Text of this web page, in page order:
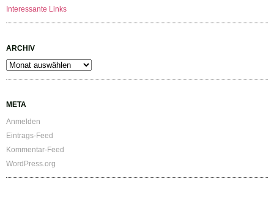
Interessante Links
ARCHIV
Archiv
META
Anmelden
Eintrags-Feed
Kommentar-Feed
WordPress.org